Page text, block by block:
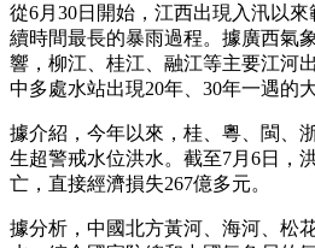
從6月30日開始，江西出現入汛以
續時間最長的暴雨過程。據廣西氣
響，柳江、桂江、融江等主要江河
中多處水站出現20年、30年一遇的大
據介紹，今年以來，桂、粵、閩、
生超警戒水位洪水。截至7月6日，
亡，直接經濟損失267億多元。
據分析，中國北方黃河、海河、松